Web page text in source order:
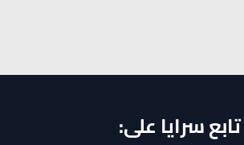
تابع سرايا على: